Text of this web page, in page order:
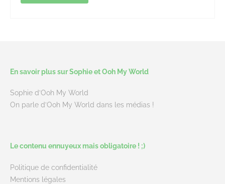
En savoir plus sur Sophie et Ooh My World
Sophie d’Ooh My World
On parle d’Ooh My World dans les médias !
Le contenu ennuyeux mais obligatoire ! ;)
Politique de confidentialité
Mentions légales